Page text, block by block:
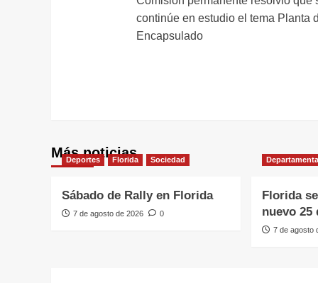
de
entradas
continúe en estudio el tema Planta
Encapsulado
Más noticias
Deportes Florida Sociedad
Sábado de Rally en Florida
7 de agosto de 2026 0
Departamental
Florida
nuevo 25
7 de agosto